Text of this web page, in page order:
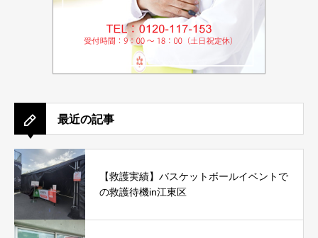
最近の記事
【救護実績】バスケットボールイベントで
の救護待機in江東区